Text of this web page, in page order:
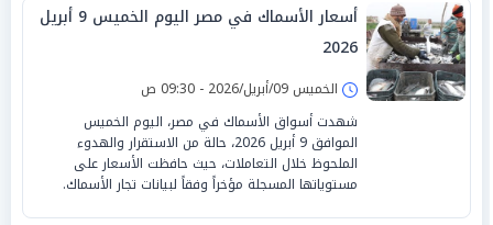
أسعار الأسماك في مصر اليوم الخميس 9 أبريل
2026
الخميس 09/أبريل/2026 - 09:30 ص
شهدت أسواق الأسماك في مصر، اليوم الخميس
الموافق 9 أبريل 2026، حالة من الاستقرار والهدوء
الملحوظ خلال التعاملات، حيث حافظت الأسعار على
مستوياتها المسجلة مؤخراً وفقاً لبيانات تجار الأسماك.